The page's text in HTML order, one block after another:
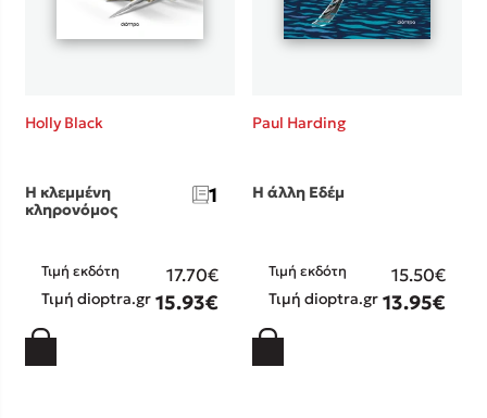
Holly Black
Η κλεμμένη
κληρονόμος
1
Τιμή εκδότη 17.70€
Τιμή dioptra.gr 15.93€
Paul Harding
Η άλλη Εδέμ
Τιμή εκδότη 15.50€
Τιμή dioptra.gr 13.95€